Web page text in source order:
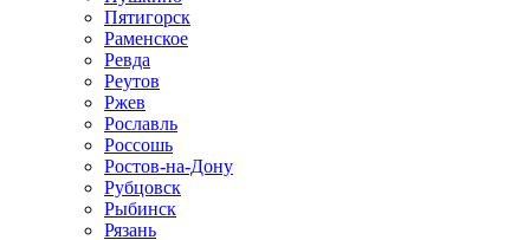
Пятигорск
Раменское
Ревда
Реутов
Ржев
Рославль
Россошь
Ростов-на-Дону
Рубцовск
Рыбинск
Рязань